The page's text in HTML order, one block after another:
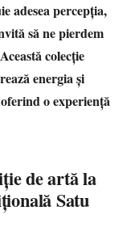
adesea percepția,
să ne pierdem
colecție
energia și
o experiență
de artă la
Satu